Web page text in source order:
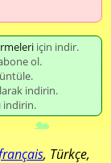
için indir.
ol.
indirin.
indirin.
, Türkçe,